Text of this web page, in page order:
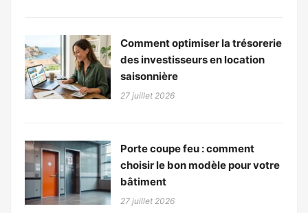
Comment optimiser la trésorerie
des investisseurs en location
saisonnière
27 juillet 2026
Porte coupe feu : comment
choisir le bon modèle pour votre
bâtiment
27 juillet 2026